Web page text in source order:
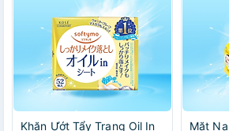
Khăn Ướt Tẩy Trang Oil In Mặt